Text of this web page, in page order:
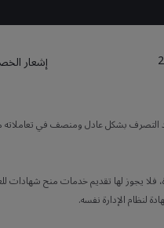
إشعار
التصرف بشكل عادل ومنصف في
فلا يجوز لها تقديم خدمات منح شهادات
لنظام الإدارة نفسه.